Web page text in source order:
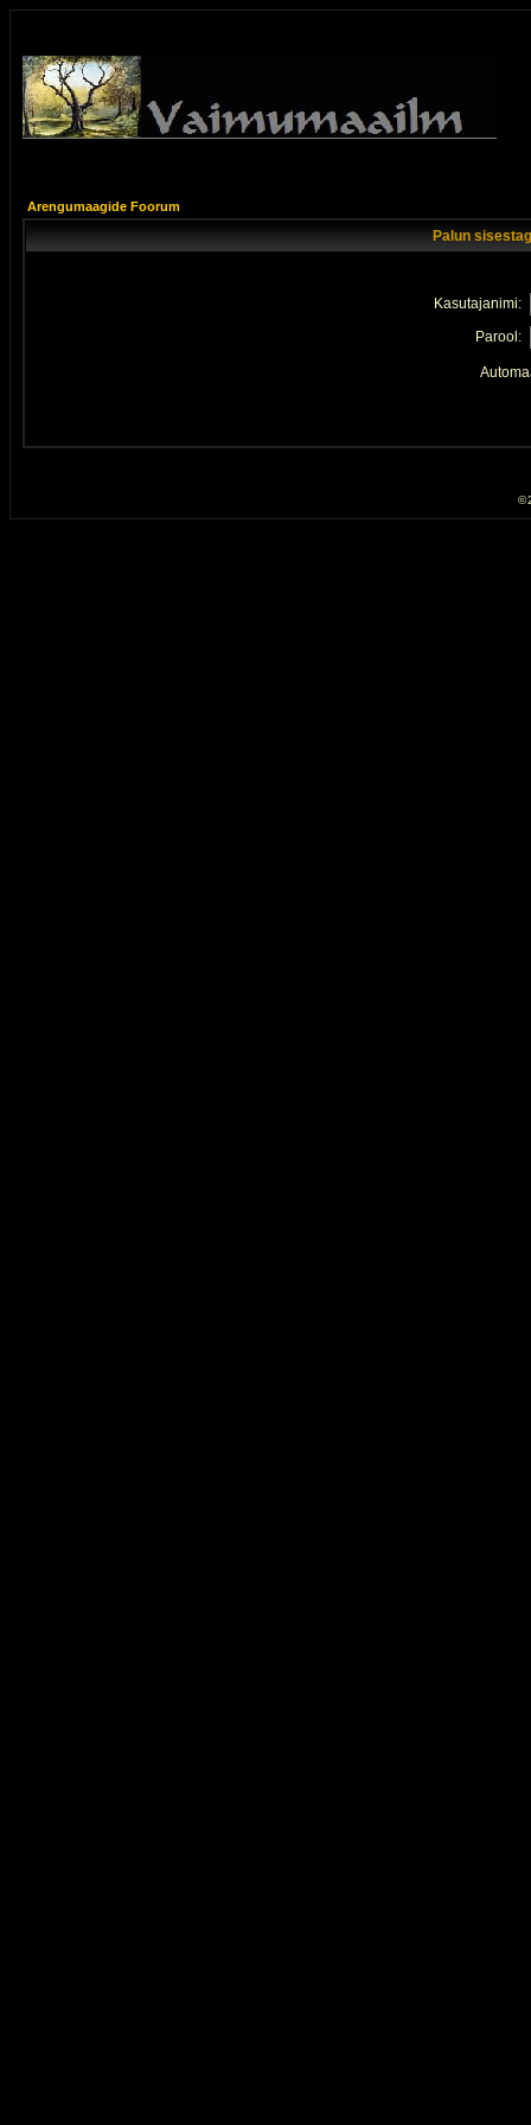
Arengumaagide Foorum
Palun
Kasutajanimi:
Parool:
©